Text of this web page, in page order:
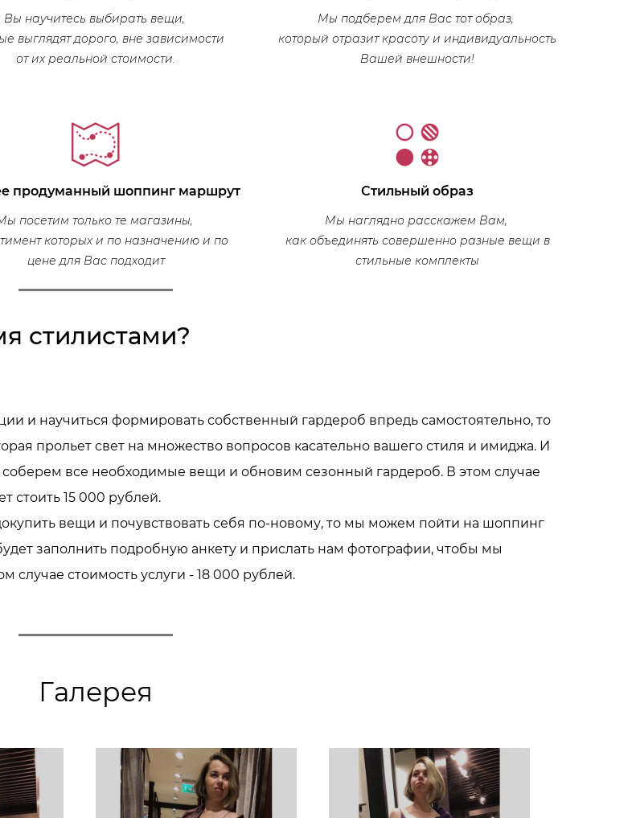
Вы научитесь выбирать вещи,
выглядят дорого, вне зависимости
от их реальной стоимости.
Мы подберем для Вас тот образ,
который отразит красоту и индивидуальность
Вашей внешности!
продуманный шоппинг маршрут
посетим только те магазины,
которых и по назначению и по
цене для Вас подходит
Стильный образ
Мы наглядно расскажем Вам,
как объединять совершенно разные вещи в
стильные комплекты
стилистами?
и научиться формировать собственный гардероб впредь самостоятельно, то
прольет свет на множество вопросов касательно вашего стиля и имиджа. И
все необходимые вещи и обновим сезонный гардероб. В этом случае
стоить 15 000 рублей.
вещи и почувствовать себя по-новому, то мы можем пойти на шоппинг
заполнить подробную анкету и прислать нам фотографии, чтобы мы
стоимость услуги - 18 000 рублей.
Галерея